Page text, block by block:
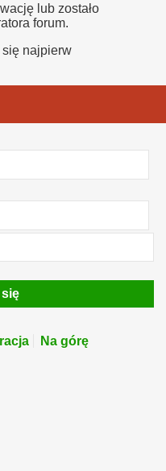
lub zostało
forum.
się najpierw
Na górę